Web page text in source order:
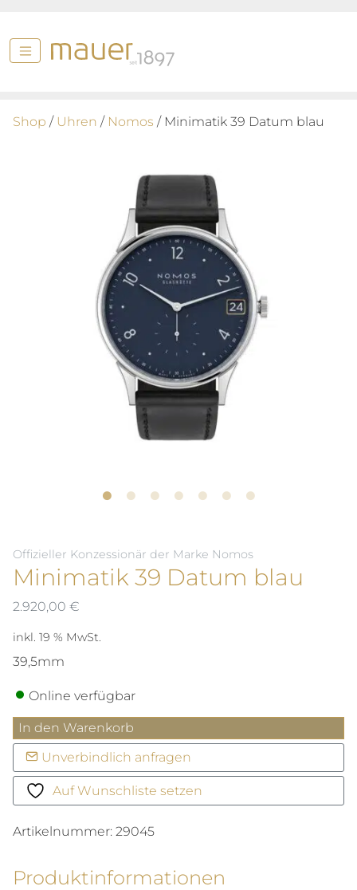
Shop / Uhren / Nomos / Minimatik 39 Datum blau
Offizieller Konzessionär der Marke Nomos
Minimatik 39 Datum blau
2.920,00 €
inkl. 19 % MwSt.
39,5mm
Online verfügbar
Minimatik
39
Datum
blau
Menge
In den Warenkorb
Unverbindlich anfragen
Auf Wunschliste setzen
Artikelnummer: 29045
Produktinformationen